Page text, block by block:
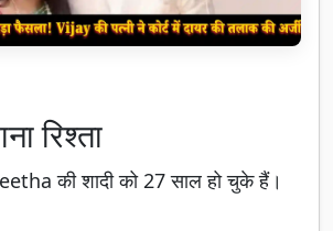
रिश्ता
की शादी को 27 साल हो चुके हैं।